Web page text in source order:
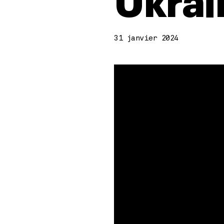
31 janvier 2024